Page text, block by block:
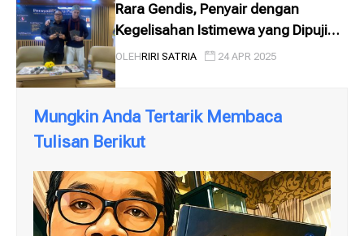
Rara Gendis, Penyair dengan
Kegelisahan Istimewa yang Dipuji
Tardji, Dibedah Riri
OLEHRIRI SATRIA 24 APR 2025
Mungkin Anda Tertarik Membaca
Tulisan Berikut